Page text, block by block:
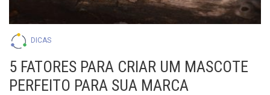
DICAS
5 FATORES PARA CRIAR UM MASCOTE
PERFEITO PARA SUA MARCA